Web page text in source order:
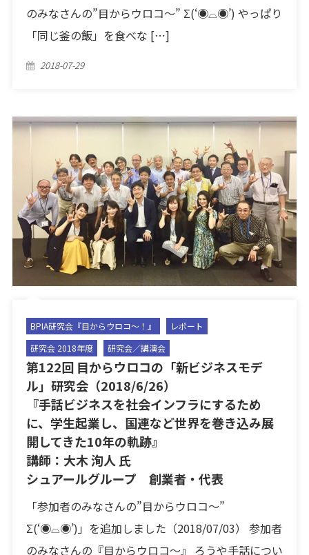
のみなさんの”目からウロコ〜” Σ(‘◉⌓◉’) やっぱり
「同じ釜の飯」を食べな […]
Posted
2018-07-29
BPIA研究会『目からウロコ〜！』
レポート
研究会 2018年度
研究会／講演会
第122回 目からウロコの「新ビジネスモデ
ル」研究会（2018/6/26）
『手話ビジネスを社会インフラにするため
に、学生起業し、国連など世界を巻き込み展
開してきた10年の軌跡』
講師：大木 洵人 氏
シュアールグループ 創業者・代表
「参加者のみなさんの”目からウロコ〜”
Σ(‘◉⌓◉’)」を追加しました（2018/07/03） 参加者
のみなさんの『目からウロコ〜』 ろうや手話につい